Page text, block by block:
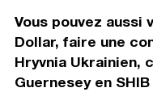
Vous pouvez aussi
Dollar, faire une
Hryvnia Ukrainien,
Guernesey en